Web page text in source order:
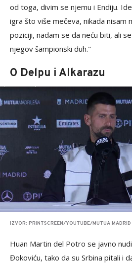
od toga, divim se njemu i Endiju.
igra što više mečeva, nikada nisam
poziciji, nadam se da neću biti, ali
njegov šampionski duh."
O Delpu i Alkarazu
IZVOR: PRINTSCREEN/YOUTUBE/MUTUA MADRID
Huan Martin del Potro se javno
Đokoviću, tako da su Srbina pitali i